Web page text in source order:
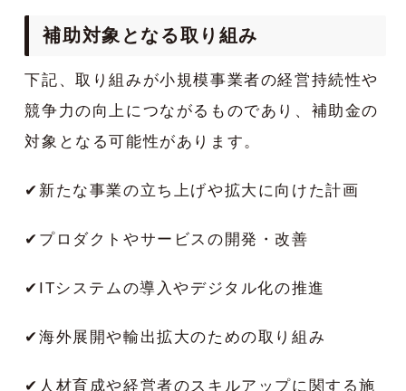
補助対象となる取り組み
下記、取り組みが小規模事業者の経営持続性や
競争力の向上につながるものであり、補助金の
対象となる可能性があります。
✔︎ 新たな事業の立ち上げや拡大に向けた計画
✔︎ プロダクトやサービスの開発・改善
✔︎ ITシステムの導入やデジタル化の推進
✔︎海外展開や輸出拡大のための取り組み
✔︎ 人材育成や経営者のスキルアップに関する施